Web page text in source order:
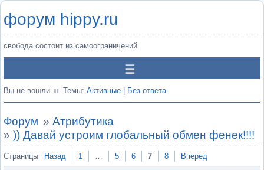
форум hippy.ru
свобода состоит из самоограничений
Вы не вошли. Темы: Активные Без ответа
Форум » Атрибутика
» )) Давай устроим глобальный обмен фенек!!!!
Страницы Назад 1 … 5 6 7 8 Вперед